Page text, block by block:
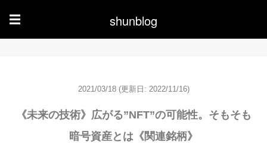
☰ shunblog
2021/03/18 (更新日: 2022/11/16)
《未来の技術》広がる”NFT”の可能性。そもそも
暗号資産とは《関連銘柄》